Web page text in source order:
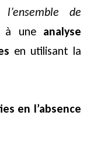
de
à une analyse
en utilisant la
en l’absence